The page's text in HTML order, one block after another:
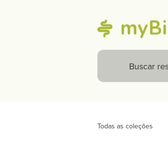
Todas as coleções